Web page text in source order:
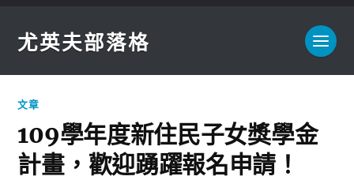
尤英夫部落格
文章
109學年度新住民子女獎學金
計畫，歡迎踴躍報名申請！